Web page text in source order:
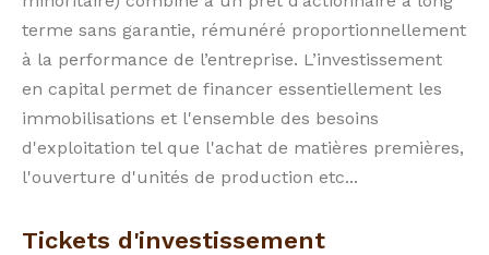
terme sans garantie, rémunéré proportionnellement
à la performance de l’entreprise. L’investissement
en capital permet de financer essentiellement les
immobilisations et l'ensemble des besoins
d'exploitation tel que l'achat de matières premières,
l'ouverture d'unités de production etc...
Tickets d'investissement